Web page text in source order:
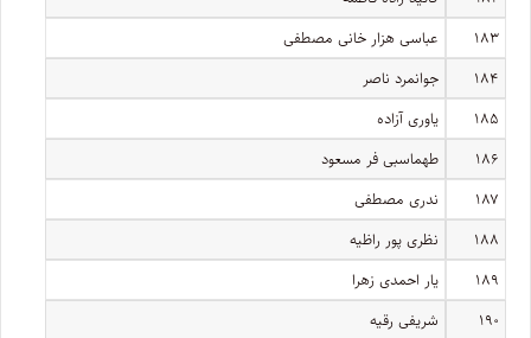
۱۸۳
عباسی هزار خانی مصطفی
۱۸۴
جوانمرد ناصر
۱۸۵
یاوری آزاده
۱۸۶
طهماسبی فر مسعود
۱۸۷
ندری مصطفی
۱۸۸
نظری پور راظیه
۱۸۹
یار احمدی زهرا
۱۹۰
شریفی رقیه